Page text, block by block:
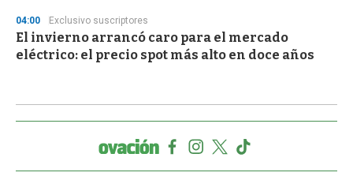
04:00 Exclusivo suscriptores
El invierno arrancó caro para el mercado
eléctrico: el precio spot más alto en doce años